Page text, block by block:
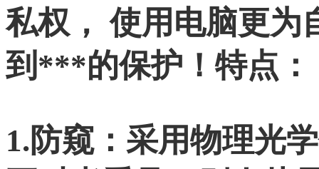
私权， 使用电脑更为
到***的保护！特点：
1.防窥：采用物理光